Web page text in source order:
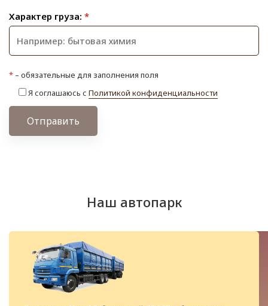
Характер груза: *
* – обязательные для заполнения поля
Я соглашаюсь с Политикой конфиденциальности
Отправить
Наш автопарк